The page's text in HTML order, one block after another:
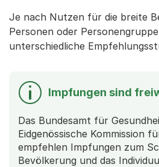
Je nach Nutzen für die breite
Personen oder
unterschiedliche
Impfungen sind
Das Bundesamt für
Eidgenössische Kommission
empfehlen Impfungen zum
Bevölkerung und das